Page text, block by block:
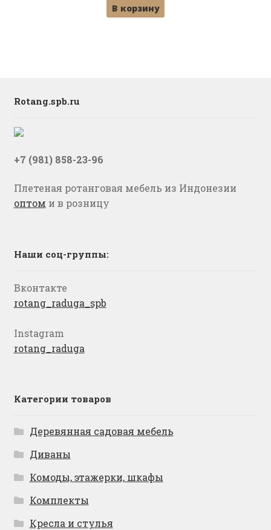
В корзину
Rotang.spb.ru
+7 (981) 858-23-96
Плетеная ротанговая мебель из Индонезии
оптом и в розницу
Наши соц-группы:
Вконтакте
rotang_raduga_spb
Instagram
rotang_raduga
Категории товаров
Деревянная садовая мебель
Диваны
Комоды, этажерки, шкафы
Комплекты
Кресла и стулья